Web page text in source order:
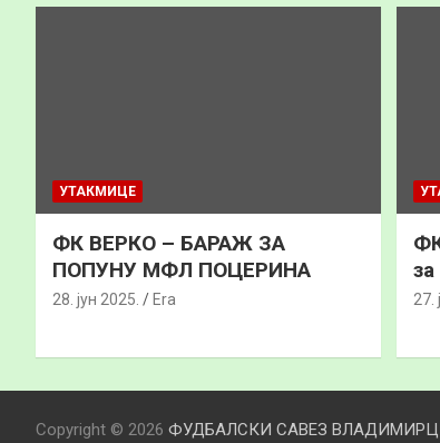
УТАКМИЦЕ
ФК ВЕРКО – БАРАЖ ЗА
ПОПУНУ МФЛ ПОЦЕРИНА
28. јун 2025. Era 27.
Copyright © 2026 ФУДБАЛСКИ САВЕЗ